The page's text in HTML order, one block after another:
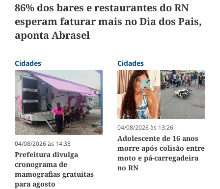
86% dos bares e restaurantes do RN
esperam faturar mais no Dia dos Pais,
aponta Abrasel
Cidades
04/08/2026 às 14:33
Prefeitura divulga
cronograma de
mamografias gratuitas
para agosto
Cidades
04/08/2026 às 13:26
Adolescente de 16 anos
morre após colisão entre
moto e pá-carregadeira
no RN